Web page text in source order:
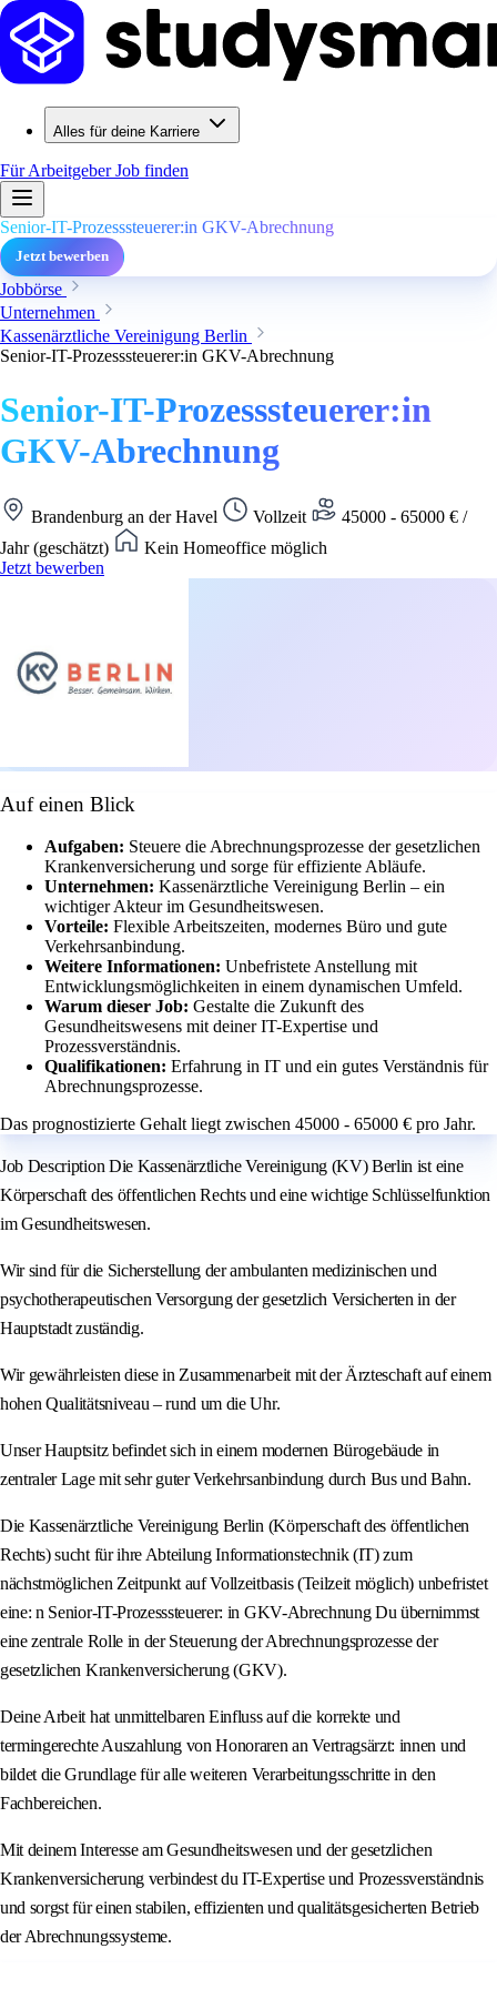
Alles für deine Karriere
Für ArbeitgeberJob finden
Senior-IT-Prozesssteuerer:in GKV-Abrechnung
Jetzt bewerben
Jobbörse
Unternehmen
Kassenärztliche Vereinigung Berlin
Senior-IT-Prozesssteuerer:in GKV-Abrechnung
Senior-IT-Prozesssteuerer:in
GKV-Abrechnung
Brandenburg an der Havel Vollzeit
45000 - 65000 € /
Jahr (geschätzt)
Kein Homeoffice möglich
Jetzt bewerben
Auf einen Blick
Aufgaben: Steuere die Abrechnungsprozesse der gesetzlichen
Krankenversicherung und sorge für effiziente Abläufe.
Unternehmen: Kassenärztliche Vereinigung Berlin – ein
wichtiger Akteur im Gesundheitswesen.
Vorteile: Flexible Arbeitszeiten, modernes Büro und gute
Verkehrsanbindung.
Weitere Informationen: Unbefristete Anstellung mit
Entwicklungsmöglichkeiten in einem dynamischen Umfeld.
Warum dieser Job: Gestalte die Zukunft des
Gesundheitswesens mit deiner IT-Expertise und
Prozessverständnis.
Qualifikationen: Erfahrung in IT und ein gutes Verständnis für
Abrechnungsprozesse.
Das prognostizierte Gehalt liegt zwischen 45000 - 65000 € pro Jahr.
Job Description Die Kassenärztliche Vereinigung (KV) Berlin ist eine
Körperschaft des öffentlichen Rechts und eine wichtige Schlüsselfunktion
im Gesundheitswesen.
Wir sind für die Sicherstellung der ambulanten medizinischen und
psychotherapeutischen Versorgung der gesetzlich Versicherten in der
Hauptstadt zuständig.
Wir gewährleisten diese in Zusammenarbeit mit der Ärzteschaft auf einem
hohen Qualitätsniveau – rund um die Uhr.
Unser Hauptsitz befindet sich in einem modernen Bürogebäude in
zentraler Lage mit sehr guter Verkehrsanbindung durch Bus und Bahn.
Die Kassenärztliche Vereinigung Berlin (Körperschaft des öffentlichen
Rechts) sucht für ihre Abteilung Informationstechnik (IT) zum
nächstmöglichen Zeitpunkt auf Vollzeitbasis (Teilzeit möglich) unbefristet
eine: n Senior-IT-Prozesssteuerer: in GKV-Abrechnung Du übernimmst
eine zentrale Rolle in der Steuerung der Abrechnungsprozesse der
gesetzlichen Krankenversicherung (GKV).
Deine Arbeit hat unmittelbaren Einfluss auf die korrekte und
termingerechte Auszahlung von Honoraren an Vertragsärzt: innen und
bildet die Grundlage für alle weiteren Verarbeitungsschritte in den
Fachbereichen.
Mit deinem Interesse am Gesundheitswesen und der gesetzlichen
Krankenversicherung verbindest du IT-Expertise und Prozessverständnis
und sorgst für einen stabilen, effizienten und qualitätsgesicherten Betrieb
der Abrechnungssysteme.